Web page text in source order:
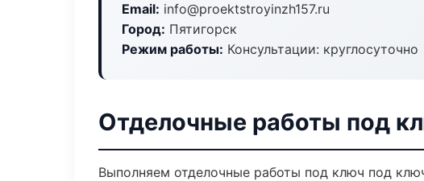
Email: info@proektstroyinzh157.ru
Город: Пятигорск
Режим работы: Консультации: круглосуточно
Отделочные работы под
Выполняем отделочные работы под ключ под